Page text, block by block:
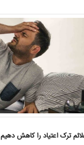
ترک اعتیاد را کاهش دهیم